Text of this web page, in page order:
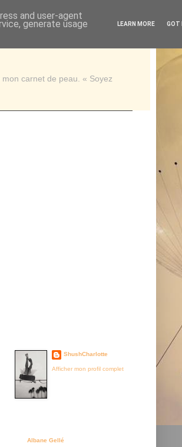
carnet de peau. « Soyez
ShushCharlotte
Afficher mon profil complet
Albane Gellé
and user-agent
generate usage LEARN MORE GOT